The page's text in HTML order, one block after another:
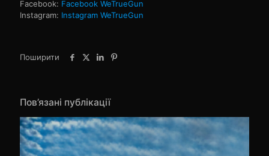
Facebook: Facebook WeTrueGun
Instagram: Instagram WeTrueGun
Поширити
Пов’язані публікації